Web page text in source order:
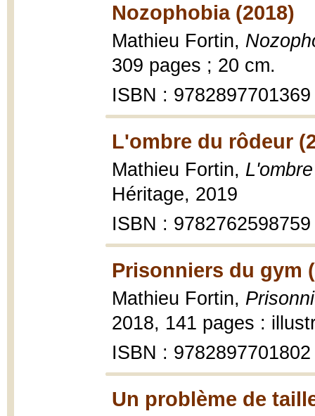
Nozophobia (2018)
Mathieu Fortin,
309 pages ; 20 cm.
ISBN : 9782897701369
L'ombre du rôdeur
Mathieu Fortin,
Héritage, 2019
ISBN :
Prisonniers du gym
Mathieu Fortin,
2018, 141 pages :
ISBN : 9782897701802
Un problème de